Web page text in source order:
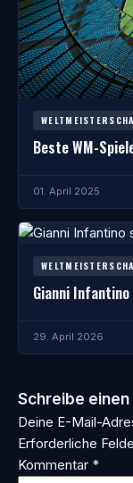
Beste WM-
01. April 2025
Gianni
29. April 2026
Schreibe
Deine E-Mail-
Erforderliche
Kommentar *